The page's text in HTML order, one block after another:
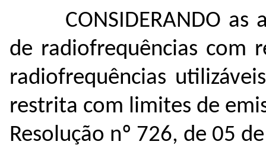
CONSIDERANDO
de radiofrequências com
radiofrequências
restrita com limites de
Resolução nº 726, de 05